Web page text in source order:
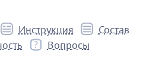
Инструкция
Состав
Вопросы